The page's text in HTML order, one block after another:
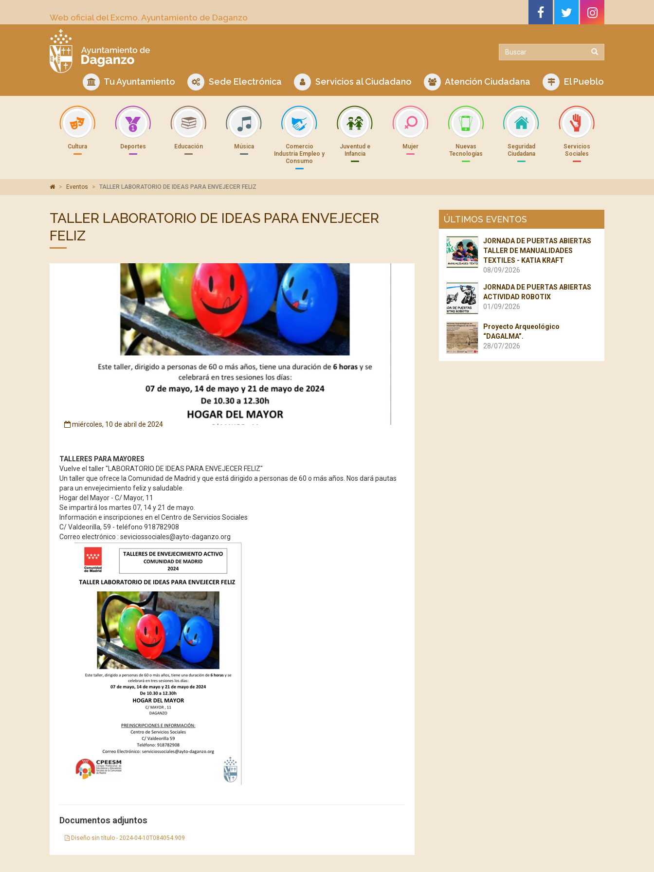
Web oficial del Excmo. Ayuntamiento de Daganzo
Tu Ayuntamiento Sede Electrónica Servicios al Ciudadano Atención Ciudadana El Pueblo
Cultura Deportes Educación Música
Comercio
Industria Empleo y
Consumo
Juventud e
Infancia
Mujer
Nuevas
Tecnologías
Seguridad
Ciudadana
Servicios
Sociales
Eventos TALLER LABORATORIO DE IDEAS PARA ENVEJECER FELIZ
TALLER LABORATORIO DE IDEAS PARA ENVEJECER
FELIZ
miércoles, 10 de abril de 2024
TALLERES PARA MAYORES
Vuelve el taller "LABORATORIO DE IDEAS PARA ENVEJECER FELIZ"
Un taller que ofrece la Comunidad de Madrid y que está dirigido a personas de 60 o más años. Nos dará pautas
para un envejecimiento feliz y saludable.
Hogar del Mayor - C/ Mayor, 11
Se impartirá los martes 07, 14 y 21 de mayo.
Información e inscripciones en el Centro de Servicios Sociales
C/ Valdeorilla, 59 - teléfono 918782908
Correo electrónico : seviciossociales@ayto-daganzo.org
Documentos adjuntos
Diseño sin título - 2024-04-10T084054.909
ÚLTIMOS EVENTOS
JORNADA DE PUERTAS ABIERTAS
TALLER DE MANUALIDADES
TEXTILES - KATIA KRAFT
08/09/2026
JORNADA DE PUERTAS ABIERTAS
ACTIVIDAD ROBOTIX
01/09/2026
Proyecto Arqueológico
“DAGALMA”.
28/07/2026